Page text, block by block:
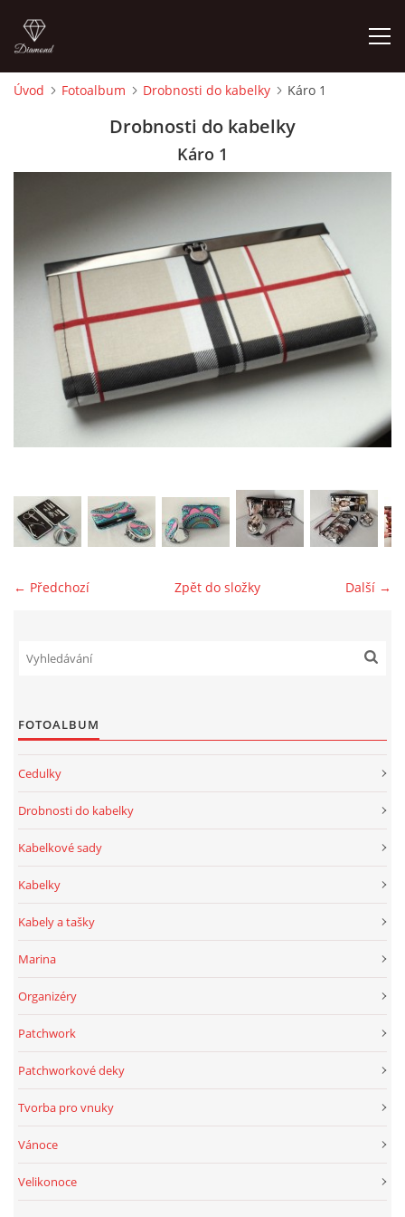
MOJE POSLEDNÍ PRÁCE
© 2025 eStránky.cz
Úvod Fotoalbum Drobnosti do kabelky Káro 1
Drobnosti do kabelky
Káro 1
← Předchozí Další →
Zpět do složky
FOTOALBUM
Cedulky
Drobnosti do kabelky
Kabelkové sady
Kabelky
Kabely a tašky
Marina
Organizéry
Patchwork
Patchworkové deky
Tvorba pro vnuky
Vánoce
Velikonoce